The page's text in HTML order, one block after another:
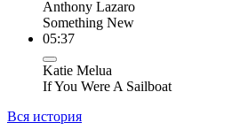
Anthony Lazaro
Something New
05:37
Katie Melua
If You Were A Sailboat
Вся история